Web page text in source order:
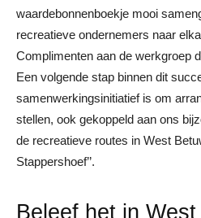
waardebonnenboekje mooi
recreatieve ondernemers naar
Complimenten aan de werkgroep
Een volgende stap binnen dit
samenwerkingsinitiatief is om
stellen, ook gekoppeld aan ons
de recreatieve routes in West
Stappershoef’’.
Beleef het in